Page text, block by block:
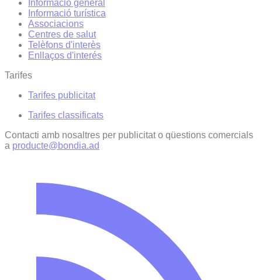
Informació general
Informació turística
Associacions
Centres de salut
Telèfons d'interès
Enllaços d'interés
Tarifes
Tarifes publicitat
Tarifes classificats
Contacti amb nosaltres per publicitat o qüestions comercials
a producte@bondia.ad